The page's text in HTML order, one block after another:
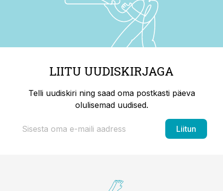
LIITU UUDISKIRJAGA
Telli uudiskiri ning saad oma postkasti päeva
olulisemad uudised.
Liitun